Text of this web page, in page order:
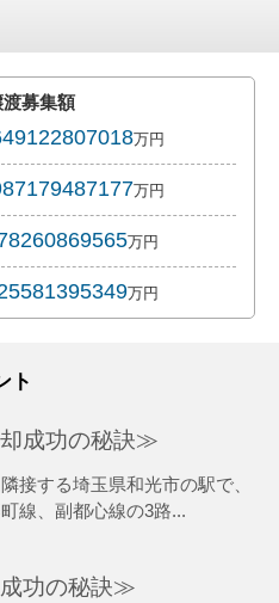
募集額
万円
万円
万円
万円
ト
成功の秘訣≫
接する埼玉県和光市の駅で、
線、副都心線の3路...
成功の秘訣≫